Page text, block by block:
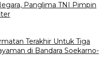
Panglima TNI Pimpin
Terakhir Untuk Tiga
di Bandara Soekarno-